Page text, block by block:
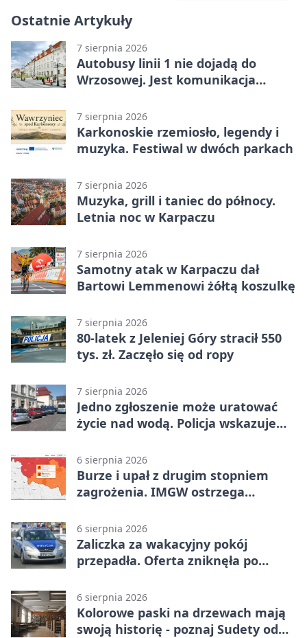
Ostatnie Artykuły
7 sierpnia 2026
Autobusy linii 1 nie dojadą do
Wrzosowej. Jest komunikacja
7 sierpnia 2026
Karkonoskie rzemiosło, legendy i
muzyka. Festiwal w dwóch parkach
7 sierpnia 2026
Muzyka, grill i taniec do północy.
Letnia noc w Karpaczu
7 sierpnia 2026
Samotny atak w Karpaczu dał
Bartowi Lemmenowi żółtą koszulkę
7 sierpnia 2026
80-latek z Jeleniej Góry stracił 550
tys. zł. Zaczęło się od ropy
7 sierpnia 2026
Jedno zgłoszenie może uratować
życie nad wodą. Policja wskazuje
6 sierpnia 2026
Burze i upał z drugim stopniem
zagrożenia. IMGW ostrzega
6 sierpnia 2026
Zaliczka za wakacyjny pokój
przepadła. Oferta zniknęła po
6 sierpnia 2026
Kolorowe paski na drzewach mają
swoją historię - poznaj Sudety od